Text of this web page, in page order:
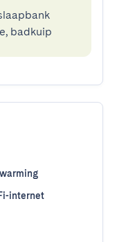
badkuip
internet